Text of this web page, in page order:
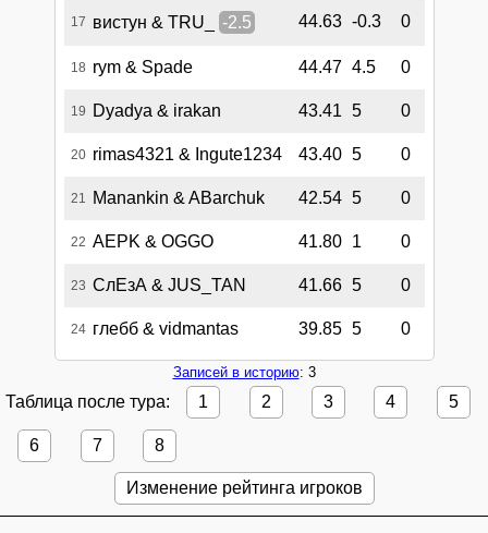
17 вистун & TRU_ -2.5 44.63 -0.3 0
18 rym & Spade 44.47 4.5 0
19 Dyadya & irakan 43.41 5 0
20 rimas4321 & Ingute1234 43.40 5 0
21 Manankin & ABarchuk 42.54 5 0
22 AEPK & OGGO 41.80 1 0
23 СлЕзА & JUS_TAN 41.66 5 0
24 глебб & vidmantas 39.85 5 0
Записей в историю: 3
Таблица после тура: 1 2 3 4 5
6 7 8
Изменение рейтинга игроков